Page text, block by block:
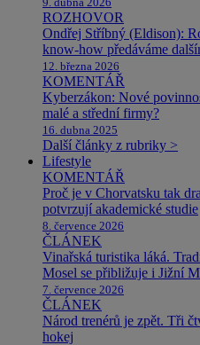
ROZHOVOR
Ondřej Stříbný (Eldison):
know-how předáváme
12. března 2026
KOMENTÁŘ
Kyberzákon: Nové
malé a střední firmy?
16. dubna 2025
Další články z rubriky >
Lifestyle
KOMENTÁŘ
Proč je v Chorvatsku tak
potvrzují akademické studie
8. července 2026
ČLÁNEK
Vinařská turistika láká.
Mosel se přibližuje i Jižní
7. července 2026
ČLÁNEK
Národ trenérů je zpět. Tři
hokej